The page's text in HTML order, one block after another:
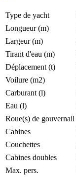
Type de yacht
Longueur (m)
Largeur (m)
Tirant d'eau (m)
Déplacement (t)
Voilure (m2)
Carburant (l)
Eau (l)
Roue(s) de gouvernail
Cabines
Couchettes
Cabines doubles
Max. pers.